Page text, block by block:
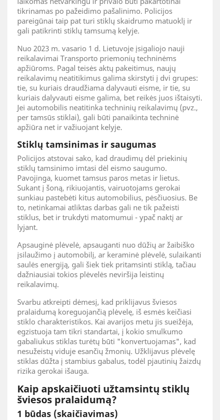
tikrinamas po pažeidimo pašalinimo. Policijos
pareigūnai taip pat turi stiklų skaidrumo matuoklį ir
gali patikrinti stiklų tamsumą kelyje.
Nuo 2023 m. vasario 1 d. Lietuvoje įsigaliojo nauji
reikalavimai Transporto priemonių techninėms
apžiūroms. Pagal teisės aktų pakeitimus, naujų
reikalavimų neatitikimus galima skirstyti į dvi grupes:
tie, su kuriais draudžiama dalyvauti eisme, ir tie, su
kuriais dalyvauti eisme galima, bet reikės juos ištaisyti.
Jei automobilis neatitinka techninių reikalavimų (pvz.,
per tamsūs stiklai), gali būti panaikinta techninė
apžiūra net ir važiuojant kelyje.
Stiklų tamsinimas ir saugumas
Policijos atstovai sako, kad draudimų dėl priekinių
stiklų tamsinimo imtasi dėl eismo saugumo.
Pavojinga, kuomet tamsus paros metas ir lietus.
Sukant į šoną, rikiuojantis, vairuotojams gerokai
sunkiau pastebėti kitus automobilius, pėsčiuosius. Be
to, netinkamai atliktas darbas gali ne tik pažeisti
stiklus, bet ir trukdyti matomumui - ypač naktį ar
lyjant.
Apsauginė plėvelė, apsauganti nuo dūžių ar žaibiško
įsilaužimo į automobilį, ar keraminė plėvelė, sulaikanti
saulės energiją, gali šiek tiek pritamsinti stiklą, tačiau
dažniausiai tokios plėvelės neviršija leistinų
reikalavimų.
Svarbu atkreipti dėmesį, kad priklijavus šviesos
pralaidumą koreguojančią plėvelę, iš esmės keičiasi
stiklo charakteristikos. Kai avarijos metu jis sueižėja,
egzistuoja tam tikri standartai, į kokio smulkumo
gabaliukus stiklas turėtų būti "konvertuojamas", kad
nesužeistų viduje esančių žmonių. Užklijavus plėvelę
stiklas dūžta į stambius gabalus, todėl pjautinių žaizdų
rizika gerokai išauga.
Kaip apskaičiuoti užtamsintų stiklų
šviesos pralaidumą?
1 būdas (skaičiavimas)